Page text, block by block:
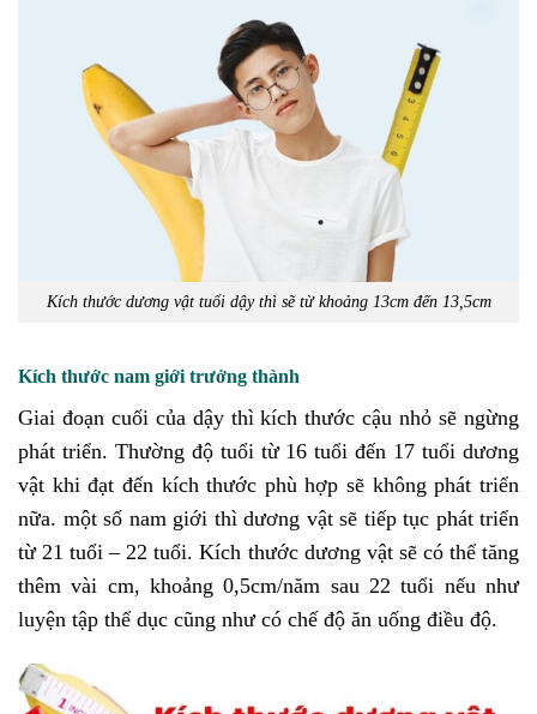
Kích thước dương vật tuổi dậy thì sẽ từ khoảng 13cm đến 13,5cm
Kích thước nam giới trưởng thành
Giai đoạn cuối của dậy thì kích thước cậu nhỏ sẽ ngừng
phát triển. Thường độ tuổi từ 16 tuổi đến 17 tuổi dương
vật khi đạt đến kích thước phù hợp sẽ không phát triển
nữa. một số nam giới thì dương vật sẽ tiếp tục phát triển
từ 21 tuổi – 22 tuổi. Kích thước dương vật sẽ có thể tăng
thêm vài cm, khoảng 0,5cm/năm sau 22 tuổi nếu như
luyện tập thể dục cũng như có chế độ ăn uống điều độ.